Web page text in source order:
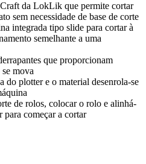
da LokLik que permite cortar
sem necessidade de base de corte
integrada tipo slide para cortar à
semelhante a uma
que proporcionam
mova
do plotter e o material desenrola-se
de rolos, colocar o rolo e alinhá-
começar a cortar